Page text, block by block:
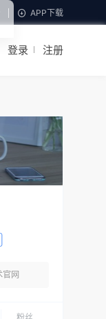
APP下载
登录 注册
官网